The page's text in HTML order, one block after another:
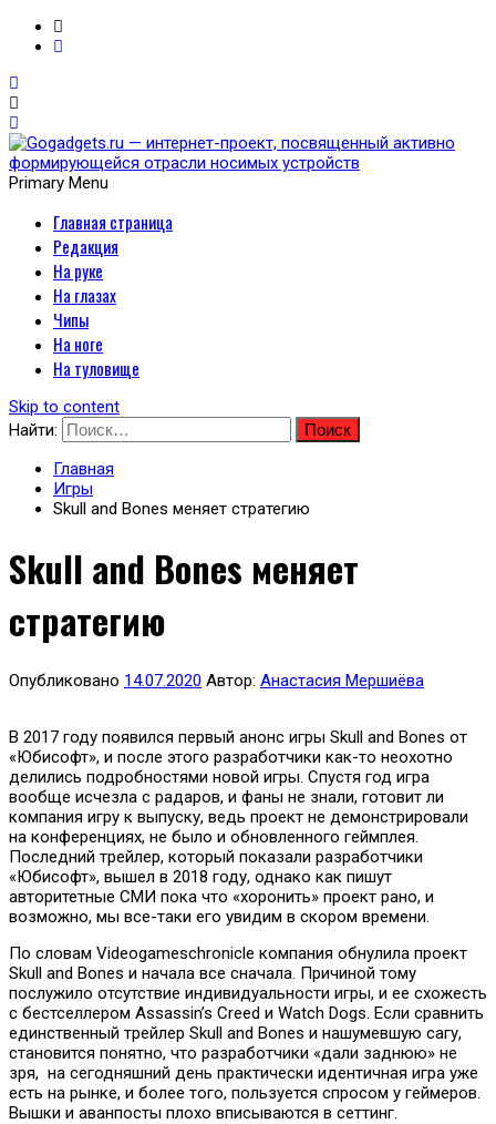
Gogadgets.ru — интернет-
проект, посвященный
активно формирующейся
отрасли носимых
устройств
Primary Menu
Главная страница
Редакция
На руке
На глазах
Чипы
На ноге
На туловище
Skip to content
Найти:
Главная
Игры
Skull and Bones меняет стратегию
Skull and Bones меняет
стратегию
Опубликовано 14.07.2020 Автор: Анастасия Мершиёва
В 2017 году появился первый анонс игры Skull and Bones от
«Юбисофт», и после этого разработчики как-то неохотно
делились подробностями новой игры. Спустя год игра
вообще исчезла с радаров, и фаны не знали, готовит ли
компания игру к выпуску, ведь проект не демонстрировали
на конференциях, не было и обновленного геймплея.
Последний трейлер, который показали разработчики
«Юбисофт», вышел в 2018 году, однако как пишут
авторитетные СМИ пока что «хоронить» проект рано, и
возможно, мы все-таки его увидим в скором времени.
По словам Videogameschronicle компания обнулила проект
Skull and Bones и начала все сначала. Причиной тому
послужило отсутствие индивидуальности игры, и ее схожесть
с бестселлером Assassin’s Creed и Watch Dogs. Если сравнить
единственный трейлер Skull and Bones и нашумевшую сагу,
становится понятно, что разработчики «дали заднюю» не
зря, на сегодняшний день практически идентичная игра уже
есть на рынке, и более того, пользуется спросом у геймеров.
Вышки и аванпосты плохо вписываются в сеттинг.